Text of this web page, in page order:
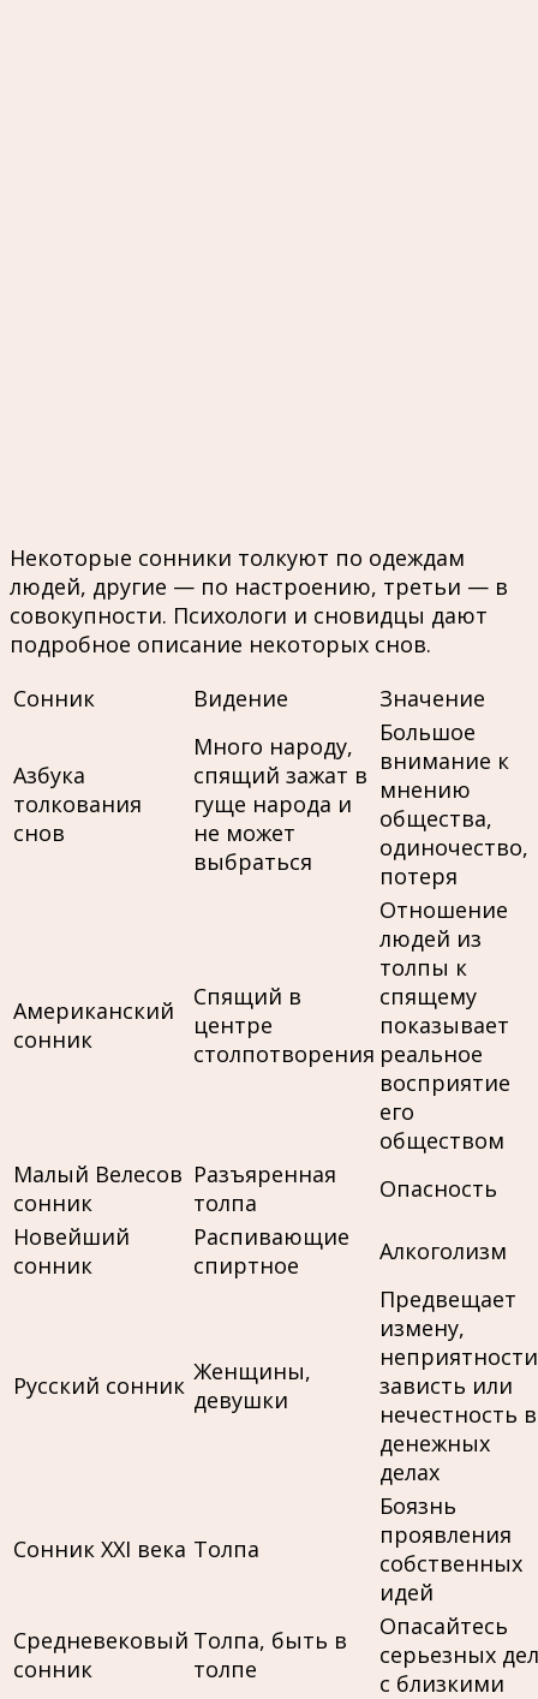
Некоторые сонники толкуют по одеждам
людей, другие — по настроению, третьи — в
совокупности. Психологи и сновидцы дают
подробное описание некоторых снов.
Сонник
Видение Значение
Азбука
толкования
снов
Много народу,
спящий зажат в
гуще народа и
не может
выбраться
Большое
внимание к
мнению
общества,
одиночество,
потеря
Американский
сонник
Спящий в
центре
столпотворения
Отношение
людей из
толпы к
спящему
показывает
реальное
восприятие
его
обществом
Малый Велесов
сонник
Разъяренная
толпа
Опасность
Новейший
сонник
Распивающие
спиртное
Алкоголизм
Русский сонник Женщины,
девушки
Предвещает
измену,
зависть или
нечестность в
денежных
делах
Сонник XXI века Толпа
Боязнь
проявления
собственных
идей
Средневековый
сонник
Толпа, быть в
толпе
Опасайтесь
серьезных дел
с близкими